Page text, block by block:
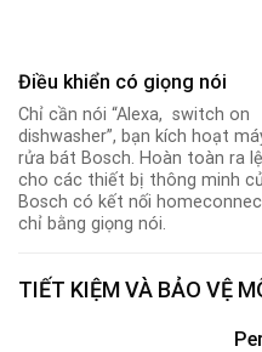
Điều khiển có giọng nói
Chỉ cần nói “Alexa, switch on
dishwasher”, bạn kích hoạt
rửa bát Bosch. Hoàn toàn ra
cho các thiết bị thông minh
Bosch có kết nối
chỉ bằng giọng nói.
TIẾT KIỆM VÀ BẢO VỆ